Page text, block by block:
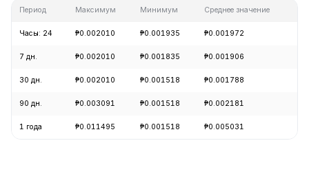
Период Максимум Минимум Среднее значение
Часы: 24 ₱0.002010 ₱0.001935 ₱0.001972
7 дн. ₱0.002010 ₱0.001835 ₱0.001906
30 дн. ₱0.002010 ₱0.001518 ₱0.001788
90 дн. ₱0.003091 ₱0.001518 ₱0.002181
1 года ₱0.011495 ₱0.001518 ₱0.005031